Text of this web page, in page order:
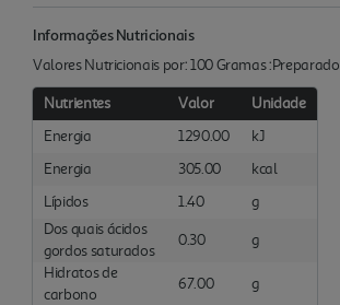
Informações Nutricionais
Valores Nutricionais por: 100 Gramas :Preparado
Nutrientes Valor
Unidade
Energia
1290.00
kJ
Energia
305.00
kcal
Lípidos
1.40
g
Dos quais ácidos
gordos saturados
0.30
g
Hidratos de
carbono
67.00
g